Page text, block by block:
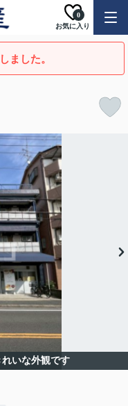
お気に入り
0
ました。
れいな外観です